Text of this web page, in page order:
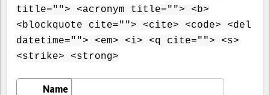
title=""> <acronym title=""> <b>
<blockquote cite=""> <cite> <code> <del
datetime=""> <em> <i> <q cite=""> <s>
<strike> <strong>
Name